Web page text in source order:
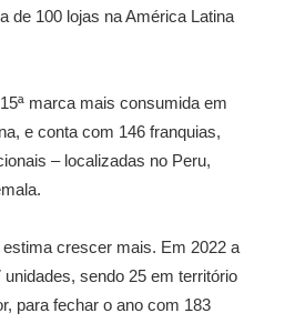
de 100 lojas na América Latina
marca mais consumida em
e conta com 146 franquias,
– localizadas no Peru,
estima crescer mais. Em 2022 a
sendo 25 em território
para fechar o ano com 183